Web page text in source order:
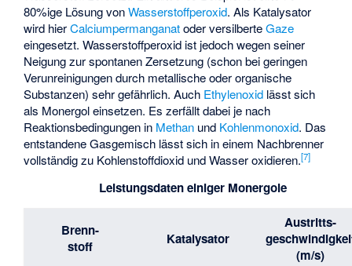
80%ige Lösung vonWasserstoffperoxid. Als Katalysator
wird hierCalciumpermanganatoder versilberteGaze
eingesetzt. Wasserstoffperoxid ist jedoch wegen seiner
Neigung zur spontanen Zersetzung (schon bei geringen
Verunreinigungen durch metallische oder organische
Substanzen) sehr gefährlich. Auch Ethylenoxid lässt sich
als Monergol einsetzen. Es zerfällt dabei je nach
Reaktionsbedingungen in Methan und Kohlenmonoxid. Das
entstandene Gasgemisch lässt sich in einem Nachbrenner
vollständig zu Kohlenstoffdioxid und Wasser oxidieren.[7]
Leistungsdaten einiger Monergole
Brenn-
stoff
Katalysator
Austritts-
(m/s)